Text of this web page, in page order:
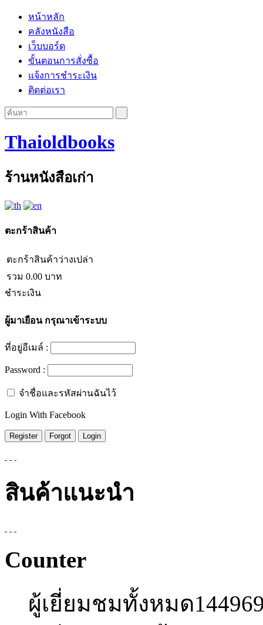
หน้าหลัก
คลังหนังสือ
เว็บบอร์ด
ขั้นตอนการสั่งซื้อ
แจ้งการชำระเงิน
ติดต่อเรา
Thaioldbooks
ร้านหนังสือเก่า
ตะกร้าสินค้า
ตะกร้าสินค้าว่างเปล่า
รวม 0.00 บาท
ชำระเงิน
ผู้มาเยือนกรุณาเข้าระบบ
ที่อยู่อีเมล์ :
Password :
จำชื่อและรหัสผ่านฉันไว้
Login With Facebook
สินค้าแนะนำ
Counter
ผู้เยี่ยมชมทั้งหมด